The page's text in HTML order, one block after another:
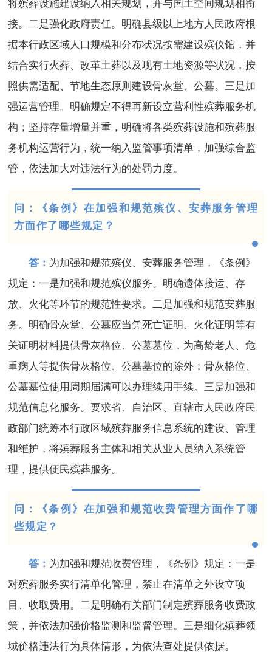
将殡葬设施建设纳入相关规划，并与国土空间规划相衔
接。二是强化政府责任。明确县级以上地方人民政府根
据本行政区域人口规模和分布状况按需建设殡仪馆，并
结合实行火葬、改革土葬以及现有土地资源等状况，按
照供需适配、节地生态原则建设骨灰堂、公墓。三是加
强运营管理。明确规定不得再新设立营利性殡葬服务机
构；坚持存量增量并重，明确将各类殡葬设施和殡葬服
务机构运营行为，统一纳入监管事项清单，加强综合监
管，依法加大对违法行为的处罚力度。
问：《条例》在加强和规范殡仪、安葬服务管理
方面作了哪些规定？
答： 为加强和规范殡仪、安葬服务管理，《条例》
规定：一是加强和规范殡仪服务。明确遗体接运、存
放、火化等环节的规范性要求。二是加强和规范安葬服
务。明确骨灰堂、公墓应当凭死亡证明、火化证明等有
关证明材料提供骨灰格位、公墓墓位，为高龄老人、危
重病人等提供骨灰格位、公墓墓位的除外；骨灰格位、
公墓墓位使用周期届满可以办理续用手续。三是加强和
规范信息化服务。要求省、自治区、直辖市人民政府民
政部门统筹本行政区域殡葬服务信息系统的建设、管理
和维护，将殡葬服务主体和相关从业人员纳入系统管
理，提供便民殡葬服务。
问：《条例》在加强和规范收费管理方面作了哪
些规定？
答： 为加强和规范收费管理，《条例》规定：一是
对殡葬服务实行清单化管理，禁止在清单之外设立项
目、收取费用。二是明确有关部门制定殡葬服务收费政
策，并依法加强价格监测和监督管理。三是细化殡葬领
域价格违法行为具体情形，为依法查处提供依据。